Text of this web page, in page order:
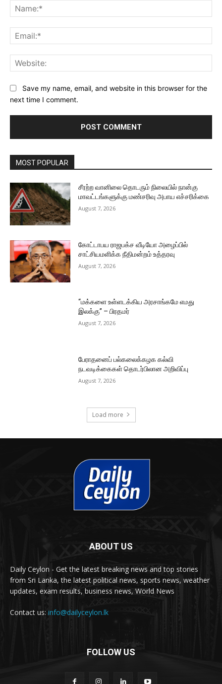
Save my name, email, and website in this browser for the
next time I comment.
MOST POPULAR
சீரற்ற வானிலை தொடரும் நிலையில் நான்கு
மாவட்டங்களுக்கு மண்சரிவு அபாய எச்சரிக்கை
August 7, 2026
கோட்டாபய ராஜபக்ச வீடியோ அழைப்பில்
சாட்சியமளிக்க நீதிமன்றம் உத்தரவு
August 7, 2026
“மக்களை உள்ளடக்கிய அரசாங்கமே எமது
இலக்கு” – பிரதமர்
August 7, 2026
பேராதனைப் பல்கலைக்கழக கல்வி
நடவடிக்கைகள் தொடர்பிலான அறிவிப்பு
August 7, 2026
Load more
ABOUT US
Daily Ceylon - Get the latest breaking news and top stories
from Sri Lanka, the latest political news, sports news, weather
updates, exam results, business news, World News
Contact us: info@dailyceylon.lk
FOLLOW US